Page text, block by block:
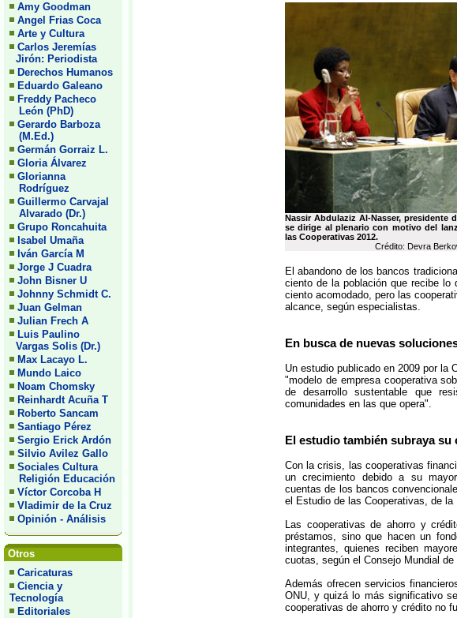
Amy Goodman
Angel Frias Coca
Arte y Cultura
Carlos Jeremías
Jirón: Periodista
Derechos Humanos
Eduardo Galeano
Freddy Pacheco
León (PhD)
Gerardo Barboza
(M.Ed.)
Germán Gorraiz L.
Gloria Álvarez
Glorianna
Rodríguez
Guillermo Carvajal
Alvarado (Dr.)
Grupo Roncahuita
Isabel Umaña
Iván García M
Jorge J Cuadra
John Bisner U
Johnny Schmidt C.
Juan Gelman
Julian Frech A
Luis Paulino
Vargas Solis (Dr.)
Max Lacayo L.
Mundo Laico
Noam Chomsky
Reinhardt Acuña T
Roberto Sancam
Santiago Pérez
Sergio Erick Ardón
Silvio Avilez Gallo
Sociales Cultura
Religión Educación
Víctor Corcoba H
Vladimir de la Cruz
Opinión - Análisis
Otros
Caricaturas
Ciencia y
Tecnología
Editoriales
Nassir Abdulaziz Al-Nasser, presidente
se dirige al plenario con motivo del
las Cooperativas 2012.
Crédito: Devra
El abandono de los bancos
ciento de la población que recibe lo
ciento acomodado, pero las
alcance, según especialistas.
En busca de nuevas
Un estudio publicado en 2009 por la
"modelo de empresa cooperativa
de desarrollo sustentable que
comunidades en las que opera".
El estudio también subraya
Con la crisis, las cooperativas
un crecimiento debido a su
cuentas de los bancos
el Estudio de las Cooperativas, de
Las cooperativas de ahorro y
préstamos, sino que hacen un
integrantes, quienes reciben
cuotas, según el Consejo Mundial
Además ofrecen servicios
ONU, y quizá lo más significativo
cooperativas de ahorro y crédito no